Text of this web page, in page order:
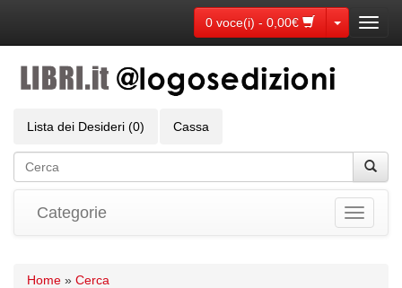
0 voce(i) - 0,00€ Toggle
Lista dei Desideri (0) Cassa
Toggle
Categorie
Home » Cerca